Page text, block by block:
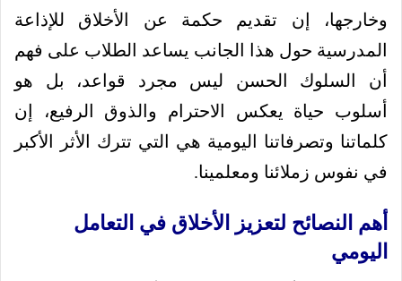
وخارجها، إن تقديم حكمة عن الأخلاق للإذاعة
المدرسية حول هذا الجانب يساعد الطلاب على فهم
أن السلوك الحسن ليس مجرد قواعد، بل هو
أسلوب حياة يعكس الاحترام والذوق الرفيع، إن
كلماتنا وتصرفاتنا اليومية هي التي تترك الأثر الأكبر
في نفوس زملائنا ومعلمينا.
أهم النصائح لتعزيز الأخلاق في التعامل
اليومي